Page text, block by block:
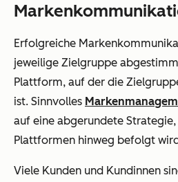
Erfolgreiche
jeweilige Zielgruppe
Plattform, auf der die
ist. Sinnvolles
auf eine abgerundete
Plattformen hinweg befolgt
Viele Kunden und Kundinnen